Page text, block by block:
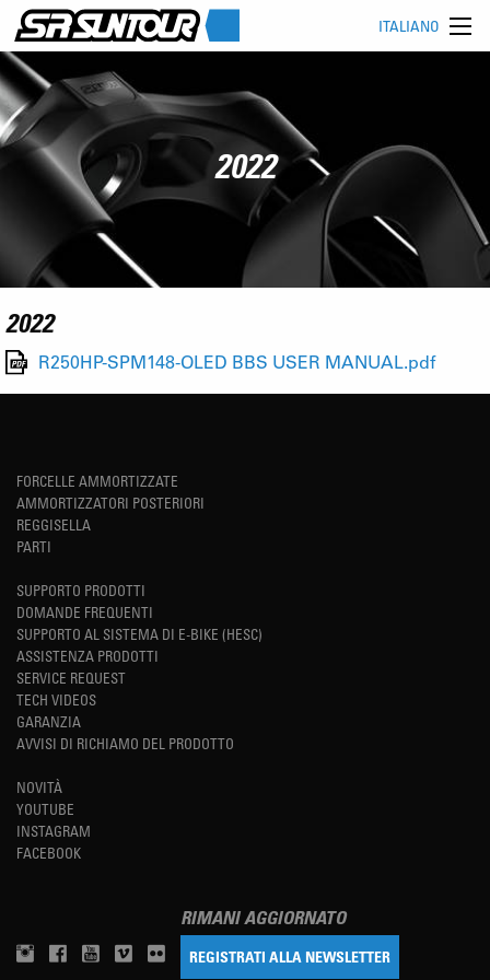
ITALIANO
2022
2022
R250HP-SPM148-OLED BBS USER MANUAL.pdf
FORCELLE AMMORTIZZATE
AMMORTIZZATORI POSTERIORI
REGGISELLA
PARTI
SUPPORTO PRODOTTI
DOMANDE FREQUENTI
SUPPORTO AL SISTEMA DI E-BIKE (HESC)
ASSISTENZA PRODOTTI
SERVICE REQUEST
TECH VIDEOS
GARANZIA
AVVISI DI RICHIAMO DEL PRODOTTO
NOVITÀ
YOUTUBE
INSTAGRAM
FACEBOOK
RIMANI AGGIORNATO
REGISTRATI ALLA NEWSLETTER